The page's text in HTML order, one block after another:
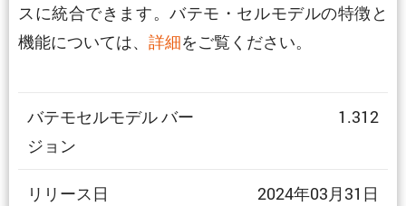
スに統合できます。バテモ・セルモデルの特徴と
機能については、 詳細をご覧ください。
バテモセルモデル バー
ジョン
1.312
リリース日 2024年03月31日